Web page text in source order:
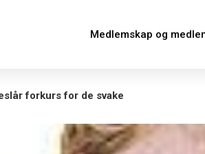
Medlemskap og
forkurs for de svake